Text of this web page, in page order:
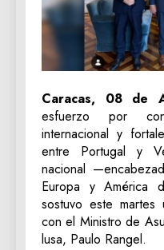
Caracas, 08 de
esfuerzo por
internacional y
entre Portugal y
nacional
Europa y América
sostuvo este
con el Ministro de
lusa, Paulo Rangel.